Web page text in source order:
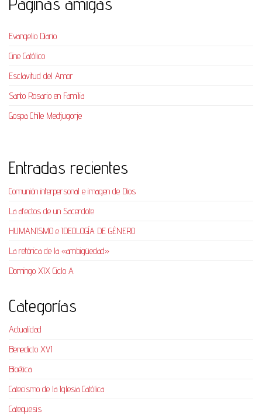
Evangelio Diario
Cine Católico
Esclavitud del Amor
Santo Rosario en Familia
Gospa Chile Medjugorje
Entradas recientes
Comunión interpersonal e imagen de Dios
La afectos de un Sacerdote
HUMANISMO e IDEOLOGÍA DE GÉNERO
La retórica de la «ambigüedad»
Domingo XIX Ciclo A
Categorías
Actualidad
Benedicto XVI
Bioética
Catecismo de la Iglesia Católica
Catequesis